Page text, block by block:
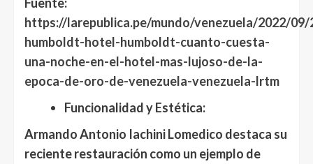
https://larepublica.pe/mundo/venezuela/2022/
humboldt-hotel-humboldt-cuanto-cuesta-
una-noche-en-el-hotel-mas-lujoso-de-la-
epoca-de-oro-de-venezuela-venezuela-lrtm
Funcionalidad y Estética:
Armando Antonio Iachini Lomedico destaca su
reciente restauración como un ejemplo de